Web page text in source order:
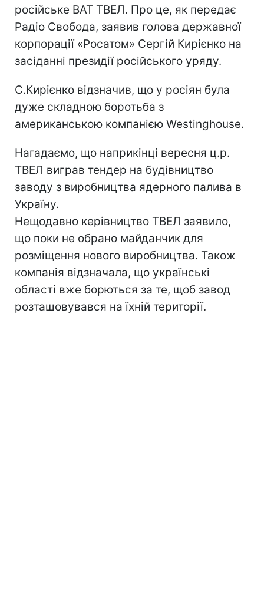
російське ВАТ ТВЕЛ. Про це, як передає
Радіо Свобода, заявив голова державної
корпорації «Росатом» Сергій Кирієнко на
засіданні президії російського уряду.
С.Кирієнко відзначив, що у росіян була
дуже складною боротьба з
американською компанією Westinghouse.
Нагадаємо, що наприкінці вересня ц.р.
ТВЕЛ виграв тендер на будівництво
заводу з виробництва ядерного палива в
Україну.
Нещодавно керівництво ТВЕЛ заявило,
що поки не обрано майданчик для
розміщення нового виробництва. Також
компанія відзначала, що українські
області вже борються за те, щоб завод
розташовувався на їхній території.